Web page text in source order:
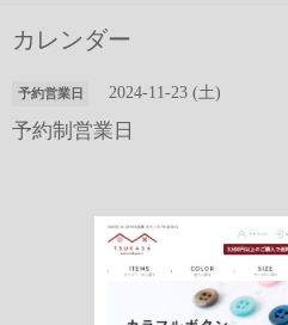
カレンダー
予約営業日 2024-11-23 (土)
予約制営業日